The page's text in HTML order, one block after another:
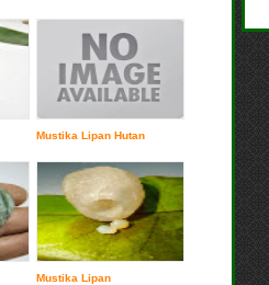
Mustika Lipan Hutan
Mustika Lipan